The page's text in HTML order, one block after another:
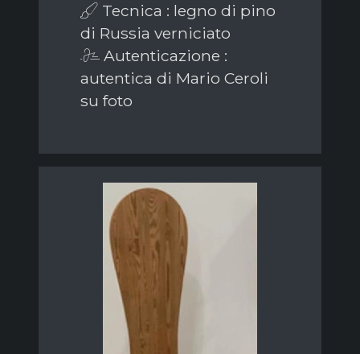
Tecnica : legno di pino
di Russia verniciato
Autenticazione :
autentica di Mario Ceroli
su foto